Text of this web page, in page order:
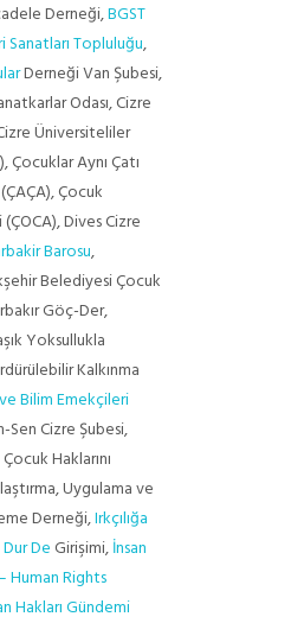
Derneği,BGST
Topluluğu,
Derneği Van Şubesi,
Odası, Cizre
Üniversiteliler
Çocuklar Aynı Çatı
Çocuk
(ÇOCA), Dives Cizre
Barosu,
Belediyesi Çocuk
Göç-Der,
Yoksullukla
Kalkınma
Bilim Emekçileri
Sen Cizre Şubesi,
Çocuk Haklarını
Uygulama ve
Derneği,Irkçılığa
De Girişimi,İnsan
Human Rights
Hakları Gündemi